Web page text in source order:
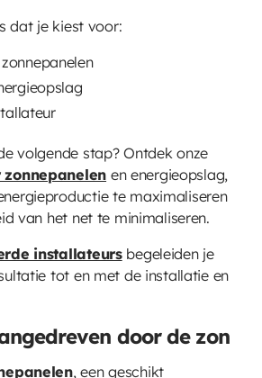
dat je kiest voor:
volgende stap? Ontdek onze
en energieopslag,
te maximaliseren
van het net te minimaliseren.
installateursbegeleiden je
tot en met de installatie en
door de zon
, een geschikt